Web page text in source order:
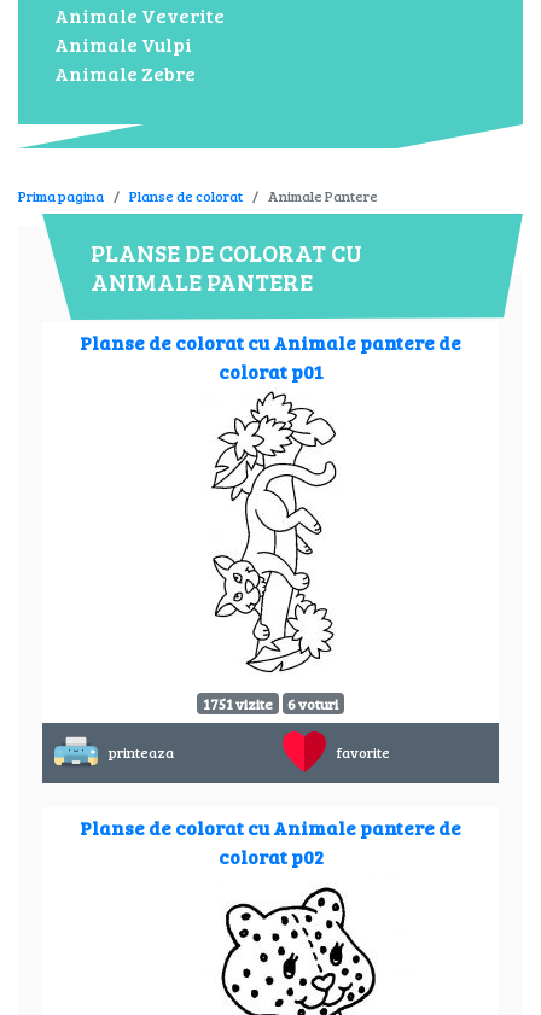
Animale Veverite
Animale Vulpi
Animale Zebre
Prima pagina Planse de colorat Animale Pantere
PLANSE DE COLORAT CU
ANIMALE PANTERE
Planse de colorat cu Animale pantere de
colorat p01
1751 vizite 6 voturi
printeaza favorite
Planse de colorat cu Animale pantere de
colorat p02